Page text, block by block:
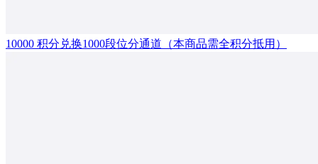
10000 积分兑换1000段位分通道（本商品需全积分抵用）